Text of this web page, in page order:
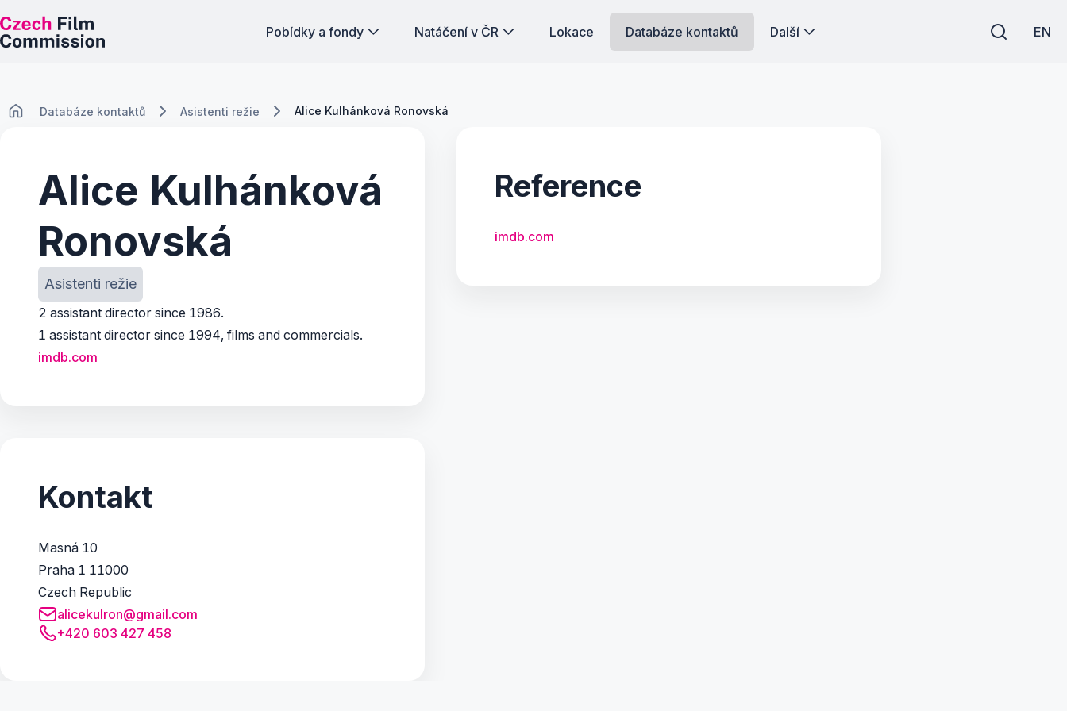
Pobídky a fondy Natáčení v ČR Lokace Databáze kontaktů Další EN
Databáze kontaktů Asistenti režie Alice Kulhánková Ronovská
Alice Kulhánková
Ronovská
Asistenti režie
2 assistant director since 1986.
1 assistant director since 1994, films and commercials.
imdb.com
Kontakt
Masná 10
Praha 1 11000
Czech Republic
alicekulron@gmail.com
+420 603 427 458
Reference
imdb.com